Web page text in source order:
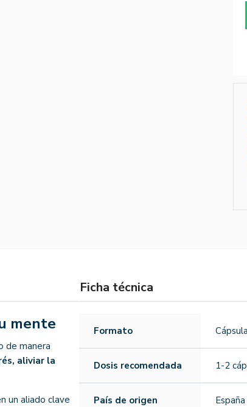
mente
de manera
aliviar la
un aliado clave
Ficha técnica
Formato
Dosis recomendada 1-2
País de origen España